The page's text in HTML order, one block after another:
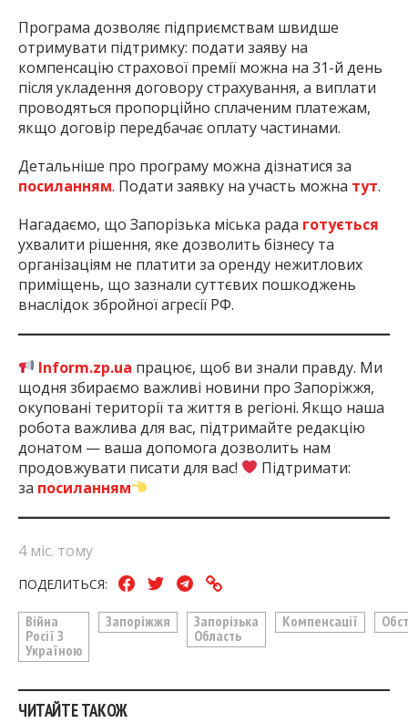
Програма дозволяє підприємствам швидше
отримувати підтримку: подати заяву на
компенсацію страхової премії можна на 31-й день
після укладення договору страхування, а виплати
проводяться пропорційно сплаченим платежам,
якщо договір передбачає оплату частинами.
Детальніше про програму можна дізнатися за
посиланням. Подати заявку на участь можна тут.
Нагадаємо, що Запорізька міська рада готується
ухвалити рішення, яке дозволить бізнесу та
організаціям не платити за оренду нежитлових
приміщень, що зазнали суттєвих пошкоджень
внаслідок збройної агресії РФ.
Inform.zp.ua працює, щоб ви знали правду. Ми
щодня збираємо важливі новини про Запоріжжя,
окуповані території та життя в регіоні. Якщо наша
робота важлива для вас, підтримайте редакцію
донатом — ваша допомога дозволить нам
продовжувати писати для вас!
Підтримати:
за посиланням
4 міс. тому
ПОДЕЛИТЬСЯ:
Війна
Росії З
Україною
Запоріжжя
Запорізька
Область
Компенсації
ЧИТАЙТЕ ТАКОЖ